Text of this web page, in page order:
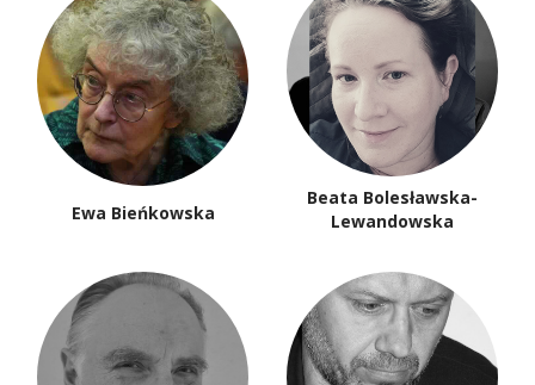
Ewa Bieńkowska
Beata Bolesławska-
Lewandowska